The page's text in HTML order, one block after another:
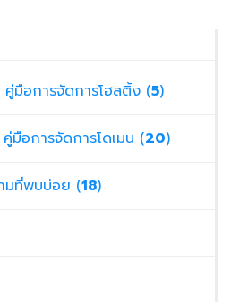
มือการจัดการโฮสติ้ง (5)
อการจัดการโดเมน (20)
มที่พบบ่อย (18)